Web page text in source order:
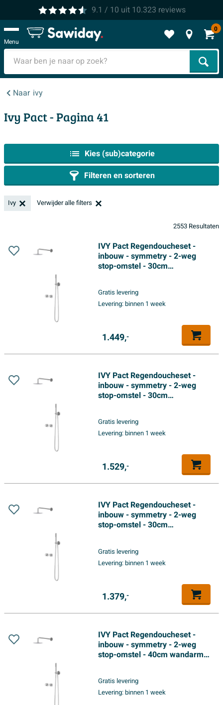
9.1 / 10 uit 10.323 reviews
Menu
0
Naar ivy
Ivy Pact- Pagina 41
Kies (sub)categorie
Filteren en sorteren
Ivy Verwijder alle filters
2553 Resultaten
IVY Pact Regendoucheset -
inbouw - symmetry - 2-weg
stop-omstel - 30cm
uitlaat - 150cm doucheslang -
satin spray handdouche -
Gratis levering
Levering:binnen 1 week
1.449,-
IVY Pact Regendoucheset -
inbouw - symmetry - 2-weg
stop-omstel - 30cm
uitlaat - 150cm doucheslang -
satin spray handdouche -
Gratis levering
Levering:binnen 1 week
1.529,-
IVY Pact Regendoucheset -
inbouw - symmetry - 2-weg
stop-omstel - 30cm
uitlaat - 150cm doucheslang -
3-standen handdouche -
Gratis levering
Levering:binnen 1 week
1.379,-
IVY Pact Regendoucheset -
inbouw - symmetry - 2-weg
stop-omstel - 40cm wandarm -
doucheslang - 3-standen
handdouche - Chroom
Gratis levering
Levering:binnen 1 week